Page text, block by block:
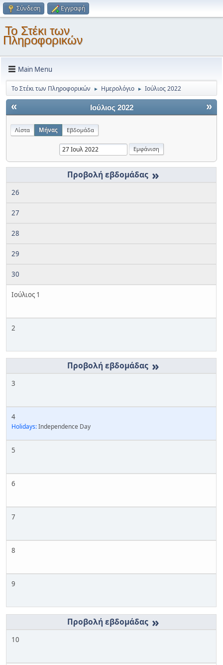
Σύνδεση Εγγραφή
Το Στέκι των
Πληροφορικών
Main Menu
Το Στέκι των Πληροφορικών ► Ημερολόγιο ► Ιούλιος 2022
« »
Ιούλιος 2022
Λίστα Μήνας Εβδομάδα
»
26
27
28
29
30
Ιούλιος 1
2
»
3
4
Holidays:Independence Day
5
6
7
8
9
»
10